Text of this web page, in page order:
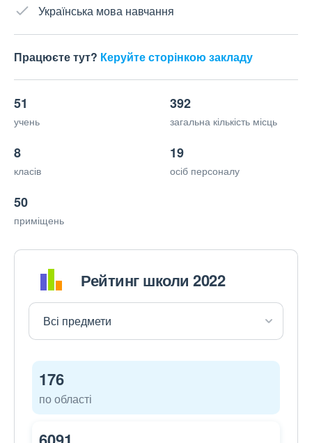
Українська мова навчання
Працюєте тут? Керуйте сторінкою закладу
51
учень
392
загальна кількість місць
8
класів
19
осіб персоналу
50
приміщень
Рейтинг школи 2022
176
по області